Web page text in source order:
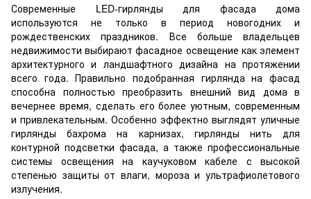
Современные LED-гирлянды для фасада дома
используются не только в период новогодних и
рождественских праздников. Все больше владельцев
недвижимости выбирают фасадное освещение как элемент
архитектурного и ландшафтного дизайна на протяжении
всего года. Правильно подобранная гирлянда на фасад
способна полностью преобразить внешний вид дома в
вечернее время, сделать его более уютным, современным
и привлекательным. Особенно эффектно выглядят уличные
гирлянды бахрома на карнизах, гирлянды нить для
контурной подсветки фасада, а также профессиональные
системы освещения на каучуковом кабеле с высокой
степенью защиты от влаги, мороза и ультрафиолетового
излучения.